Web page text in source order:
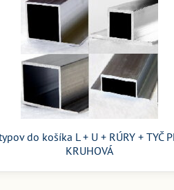
do košíka L + U + RÚRY + TYČ
KRUHOVÁ